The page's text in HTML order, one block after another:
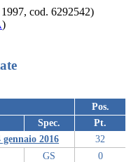
cod. 6292542)
)
Spec.
Pos.
Pt.
2016
GS
32
0